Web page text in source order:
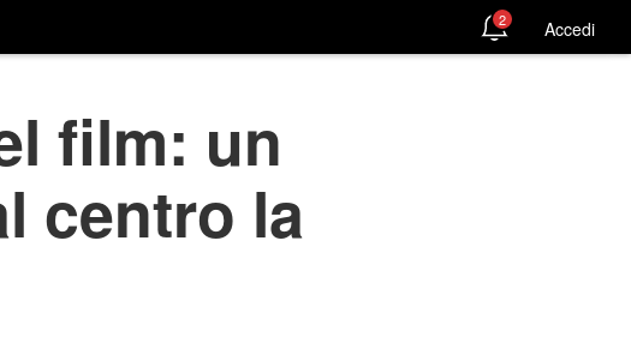
2 Accedi
film: un
centro la